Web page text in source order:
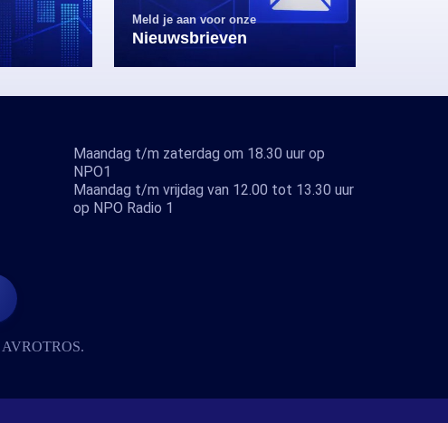
Meld je aan voor onze
Nieuwsbrieven
Maandag t/m zaterdag om 18.30 uur op
NPO1
Maandag t/m vrijdag van 12.00 tot 13.30 uur
op NPO Radio 1
AVROTROS.